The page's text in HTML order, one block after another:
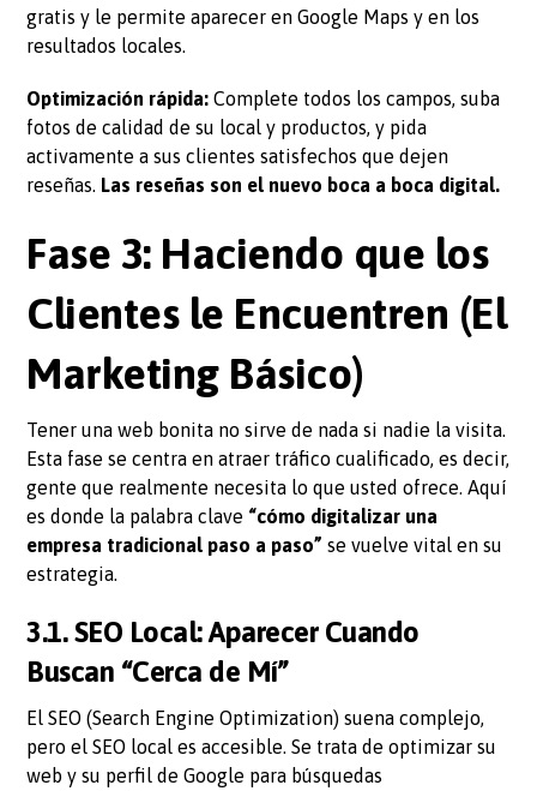
gratis y le permite aparecer en Google Maps y en los
resultados locales.
Optimización rápida: Complete todos los campos, suba
fotos de calidad de su local y productos, y pida
activamente a sus clientes satisfechos que dejen
reseñas. Las reseñas son el nuevo boca a boca digital.
Fase 3: Haciendo que los
Clientes le Encuentren (El
Marketing Básico)
Tener una web bonita no sirve de nada si nadie la visita.
Esta fase se centra en atraer tráfico cualificado, es decir,
gente que realmente necesita lo que usted ofrece. Aquí
es donde la palabra clave “cómo digitalizar una
empresa tradicional paso a paso” se vuelve vital en su
estrategia.
3.1. SEO Local: Aparecer Cuando
Buscan “Cerca de Mí”
El SEO (Search Engine Optimization) suena complejo,
pero el SEO local es accesible. Se trata de optimizar su
web y su perfil de Google para búsquedas